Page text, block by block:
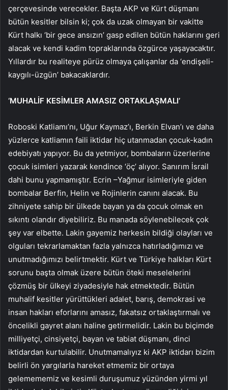
çerçevesinde verecekler. Başta AKP ve Kürt düşmanı
bütün kesitler bilsin ki; çok da uzak olmayan bir vakitte
Kürt halkı ‘bir gece ansızın’ gasp edilen bütün haklarını geri
alacak ve kendi kadim topraklarında özgürce yaşayacaktır.
Yıllardır bu realiteye pürüz olmaya çalışanlar da ‘endişeli-
kaygılı-üzgün’ bakacaklardır.
‘MUHALİF KESİMLER AMASIZ ORTAKLAŞMALI’
Roboski Katliamı’nı, Uğur Kaymaz’ı, Berkin Elvan’ı ve daha
yüzlerce katliamın faili iktidar hiç utanmadan çocuk-kadın
edebiyatı yapıyor. Bu da yetmiyor, bombaların üzerlerine
çocuk isimleri yazarak kendince ‘öç’ alıyor. Sanırım İsrail
dahi bunu yapmamıştır. Ecrin –Yağmur isimleriyle giden
bombalar Berfin, Helin ve Rojinlerin canını alacak. Bu
zihniyete sahip bir ülkede bayan ya da çocuk olmak en
sıkıntı olandır diyebiliriz. Bu manada söylenebilecek çok
şey var elbette. Lakin gayemiz herkesin bildiği olayları ve
olguları tekrarlamaktan fazla yalnızca hatırladığımızı ve
unutmadığımızı belirtmektir. Kürt ve Türkiye halkları Kürt
sorunu başta olmak üzere bütün öteki meselelerini
çözmüş bir ülkeyi ziyadesiyle hak etmektedir. Bütün
muhalif kesitler yürüttükleri adalet, barış, demokrasi ve
insan hakları eforlarını amasız, fakatsız ortaklaştırmalı ve
öncelikli gayret alanı haline getirmelidir. Lakin bu biçimde
milliyetçi, cinsiyetçi, bayan ve tabiat düşmanı, dinci
iktidardan kurtulabilir. Unutmamalıyız ki AKP iktidarı bizim
belirli ön yargılarla hareket etmemiz bir ortaya
gelemememiz ve kesimli duruşumuz yüzünden yirmi yıl